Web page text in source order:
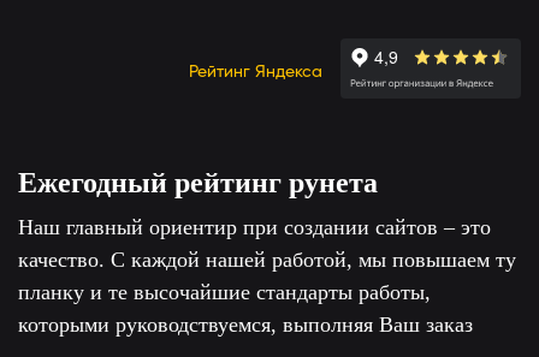
Рейтинг Яндекса
Ежегодный рейтинг рунета
Наш главный ориентир при создании сайтов – это
качество. С каждой нашей работой, мы повышаем ту
планку и те высочайшие стандарты работы,
которыми руководствуемся, выполняя Ваш заказ